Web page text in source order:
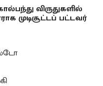
விருதுகளில்
முடிசூட்டப் பட்டவர்